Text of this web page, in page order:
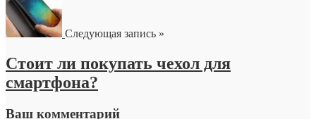
Следующая запись »
Стоит ли покупать чехол для
смартфона?
Ваш комментарий